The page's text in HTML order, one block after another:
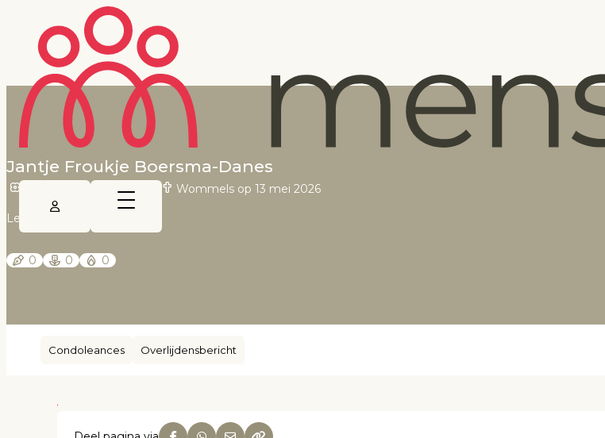
Jantje Froukje Boersma-Danes
Arum op 19 maart 1937 Wommels op 13 mei 2026
Leeuwarder Courant
0 0 0
Condoleances Overlijdensbericht